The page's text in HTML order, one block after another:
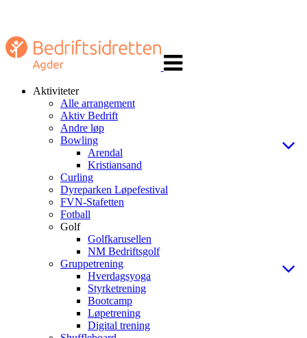
navigasjon
Aktiviteter
Alle arrangement
Aktiv Bedrift
Andre løp
Bowling
Arendal
Kristiansand
Curling
Dyreparken Løpefestival
FVN-Stafetten
Fotball
Golf
Golfkarusellen
NM Bedriftsgolf
Gruppetrening
Hverdagsyoga
Styrketrening
Bootcamp
Løpetrening
Digital trening